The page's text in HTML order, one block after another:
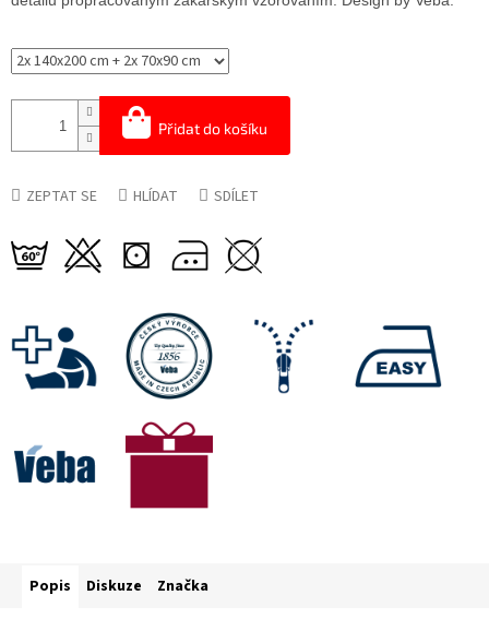
Přidat do košíku
ZEPTAT SE HLÍDAT SDÍLET
Popis Diskuze Značka